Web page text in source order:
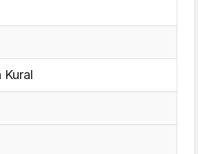
Kural